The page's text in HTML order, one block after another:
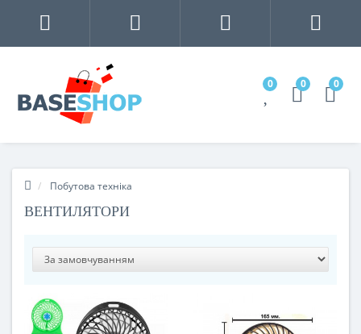
0 0 0
Побутова техніка
ВЕНТИЛЯТОРИ